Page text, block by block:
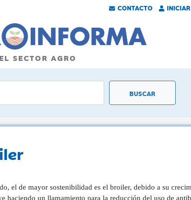
CONTACTO
SECTOR AGRO
el de mayor sostenibilidad es el broiler, debido a su
haciendo un llamamiento para la reducción del uso de